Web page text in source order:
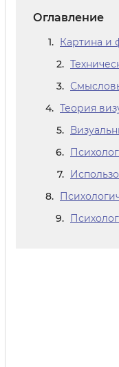
Оглавление
Картина и
Теория